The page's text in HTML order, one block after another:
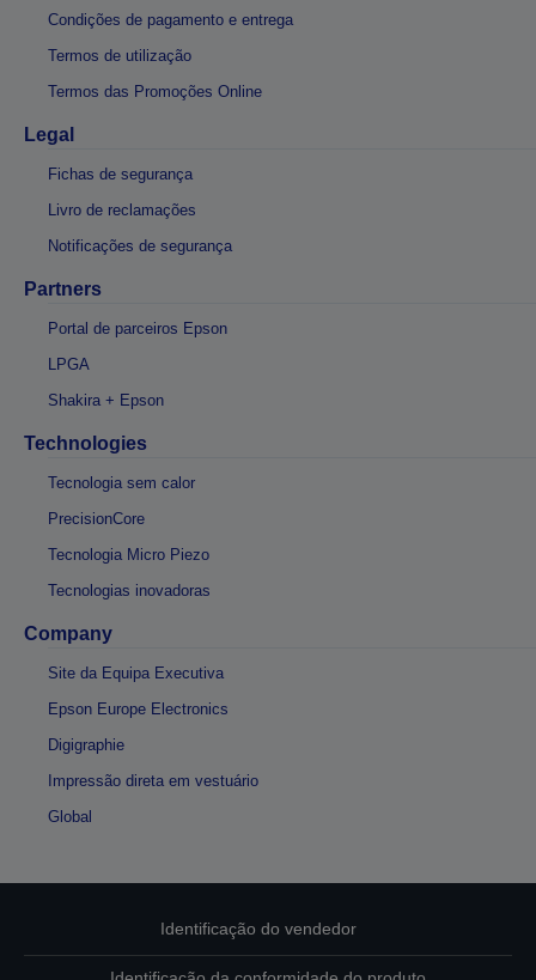
Condições de pagamento e entrega
Termos de utilização
Termos das Promoções Online
Legal
Fichas de segurança
Livro de reclamações
Notificações de segurança
Partners
Portal de parceiros Epson
LPGA
Shakira + Epson
Technologies
Tecnologia sem calor
PrecisionCore
Tecnologia Micro Piezo
Tecnologias inovadoras
Company
Site da Equipa Executiva
Epson Europe Electronics
Digigraphie
Impressão direta em vestuário
Global
Identificação do vendedor